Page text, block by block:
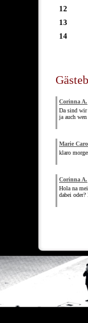
12
13
14
Corinna A.
Da sind wir
ja auch
Marie
klaro
Corinna A.
Hola na
dabei oder?